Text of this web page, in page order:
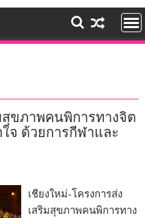
สุขภาพคนพิการทางจิต
จ ด้วยการกีฬาและ
เชียงใหม่-โครงการส่ง
เสริมสุขภาพคนพิการทาง